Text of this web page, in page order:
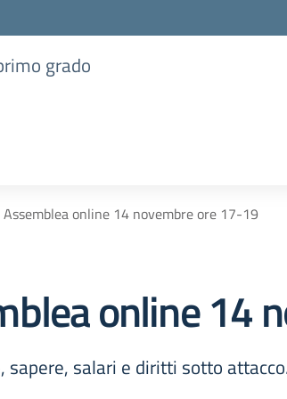
grado
Assemblea online 14 novembre ore 17-19
online 14
sapere, salari e diritti sotto